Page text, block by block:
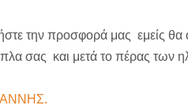
την προσφορά μας εμείς θα
σας και μετά το πέρας των